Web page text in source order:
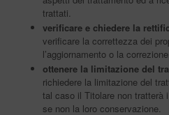
trattati.
verificare e chiedere la
verificare la correttezza dei
l’aggiornamento o la correzione.
ottenere la limitazione del
richiedere la limitazione del
tal caso il Titolare non tratterà
se non la loro conservazione.